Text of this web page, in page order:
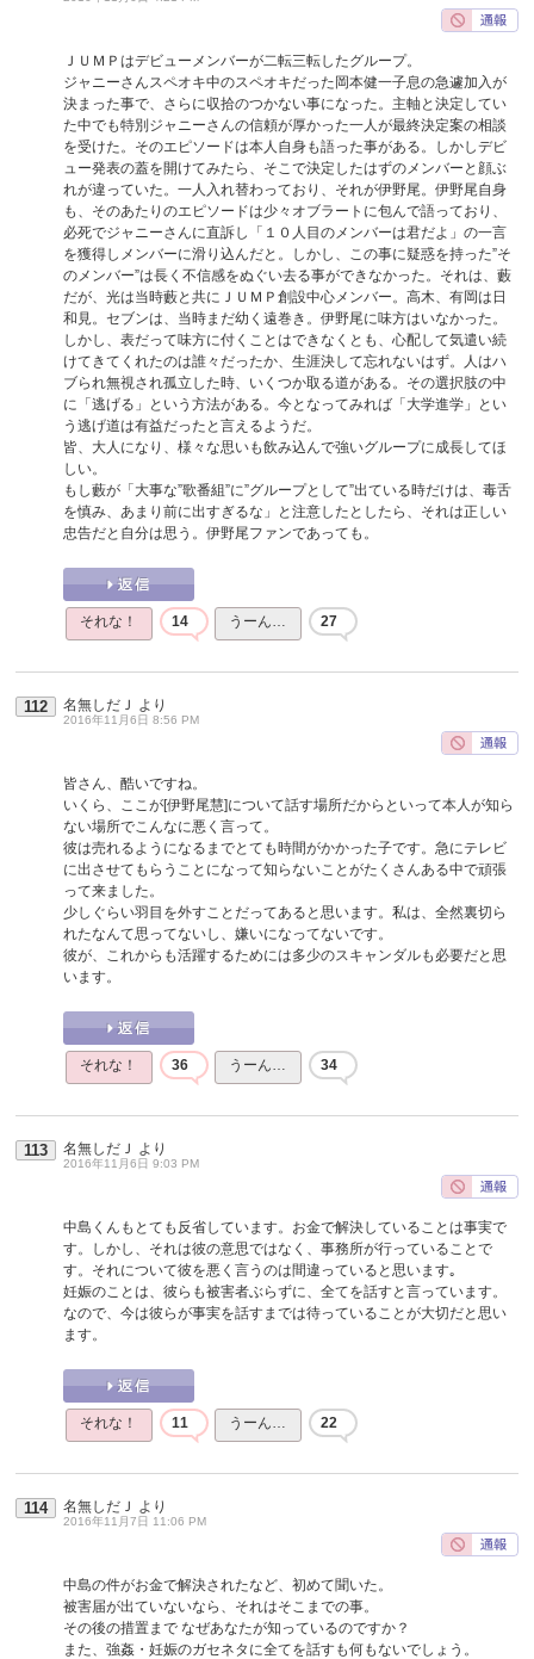
ＪＵＭＰはデビューメンバーが二転三転したグループ。
ジャニーさんスペオキ中のスペオキだった岡本健一子息の急遽加入が
決まった事で、さらに収拾のつかない事になった。主軸と決定してい
た中でも特別ジャニーさんの信頼が厚かった一人が最終決定案の相談
を受けた。そのエピソードは本人自身も語った事がある。しかしデビ
ュー発表の蓋を開けてみたら、そこで決定したはずのメンバーと顔ぶ
れが違っていた。一人入れ替わっており、それが伊野尾。伊野尾自身
も、そのあたりのエピソードは少々オブラートに包んで語っており、
必死でジャニーさんに直訴し「１０人目のメンバーは君だよ」の一言
を獲得しメンバーに滑り込んだと。しかし、この事に疑惑を持った”そ
のメンバー”は長く不信感をぬぐい去る事ができなかった。それは、藪
だが、光は当時藪と共にＪＵＭＰ創設中心メンバー。高木、有岡は日
和見。セブンは、当時まだ幼く遠巻き。伊野尾に味方はいなかった。
しかし、表だって味方に付くことはできなくとも、心配して気遣い続
けてきてくれたのは誰々だったか、生涯決して忘れないはず。人はハ
ブられ無視され孤立した時、いくつか取る道がある。その選択肢の中
に「逃げる」という方法がある。今となってみれば「大学進学」とい
う逃げ道は有益だったと言えるようだ。
皆、大人になり、様々な思いも飲み込んで強いグループに成長してほ
しい。
もし藪が「大事な”歌番組”に”グループとして”出ている時だけは、毒舌
を慎み、あまり前に出すぎるな」と注意したとしたら、それは正しい
忠告だと自分は思う。伊野尾ファンであっても。
それな！ 14 うーん… 27
112 名無しだＪ より
2016年11月6日 8:56 PM
皆さん、酷いですね。
いくら、ここが[伊野尾慧]について話す場所だからといって本人が知ら
ない場所でこんなに悪く言って。
彼は売れるようになるまでとても時間がかかった子です。急にテレビ
に出させてもらうことになって知らないことがたくさんある中で頑張
って来ました。
少しぐらい羽目を外すことだってあると思います。私は、全然裏切ら
れたなんて思ってないし、嫌いになってないです。
彼が、これからも活躍するためには多少のスキャンダルも必要だと思
います。
それな！ 36 うーん… 34
113 名無しだＪ より
2016年11月6日 9:03 PM
中島くんもとても反省しています。お金で解決していることは事実で
す。しかし、それは彼の意思ではなく、事務所が行っていることで
す。それについて彼を悪く言うのは間違っていると思います｡
妊娠のことは、彼らも被害者ぶらずに、全てを話すと言っています。
なので、今は彼らが事実を話すまでは待っていることが大切だと思い
ます。
それな！ 11 うーん… 22
114 名無しだＪ より
2016年11月7日 11:06 PM
中島の件がお金で解決されたなど、初めて聞いた。
被害届が出ていないなら、それはそこまでの事。
その後の措置まで なぜあなたが知っているのですか？
また、強姦・妊娠のガセネタに全てを話すも何もないでしょう。